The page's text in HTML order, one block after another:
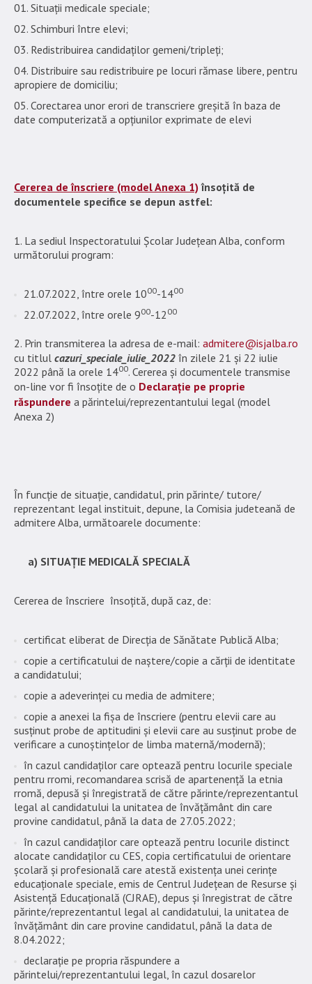
Situații medicale speciale;
Schimburi între elevi;
Redistribuirea candidaților gemeni/tripleți;
Distribuire sau redistribuire pe locuri rămase libere, pentru
apropiere de domiciliu;
Corectarea unor erori de transcriere greșită în baza de
date computerizată a opțiunilor exprimate de elevi
Cererea de înscriere (model Anexa 1)însoțită de
documentele specifice se depun astfel:
1. La sediul Inspectoratului Școlar Județean Alba, conform
următorului program:
21.07.2022, între orele 1000-1400
22.07.2022, între orele 900-12 00
2. Prin transmiterea la adresa de e-mail: admitere@isjalba.ro
cu titlul cazuri_speciale_iulie_2022 în zilele 21 și 22 iulie
2022 până la orele 1400. Cererea și documentele transmise
on-line vor fi însoțite de o Declarație pe proprie
răspundere a părintelui/reprezentantului legal (model
Anexa 2)
În funcție de situație, candidatul, prin părinte/ tutore/
reprezentant legal instituit, depune, la Comisia judeteană de
admitere Alba, următoarele documente:
a) SITUAȚIE MEDICALĂ SPECIALĂ
Cererea de înscriere însoțită, după caz, de:
certificat eliberat de Direcția de Sănătate Publică Alba;
copie a certificatului de naștere/copie a cărții de identitate
a candidatului;
copie a adeverinței cu media de admitere;
copie a anexei la fișa de înscriere (pentru elevii care au
susținut probe de aptitudini și elevii care au susținut probe de
verificare a cunoștințelor de limba maternă/modernă);
în cazul candidaților care optează pentru locurile speciale
pentru rromi, recomandarea scrisă de apartenență la etnia
rromă, depusă și înregistrată de către părinte/reprezentantul
legal al candidatului la unitatea de învățământ din care
provine candidatul, până la data de 27.05.2022;
în cazul candidaților care optează pentru locurile distinct
alocate candidaților cu CES, copia certificatului de orientare
școlară și profesională care atestă existența unei cerințe
educaționale speciale, emis de Centrul Județean de Resurse și
Asistență Educațională (CJRAE), depus și înregistrat de către
părinte/reprezentantul legal al candidatului, la unitatea de
învățământ din care provine candidatul, până la data de
8.04.2022;
declarație pe propria răspundere a
părintelui/reprezentantului legal, în cazul dosarelor